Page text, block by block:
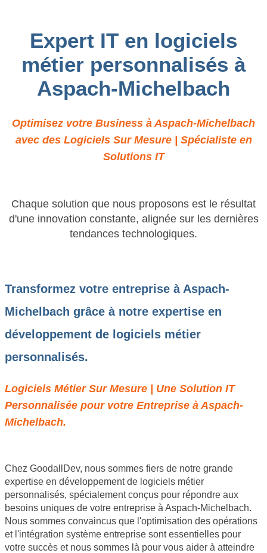
Expert IT en logiciels
métier personnalisés à
Aspach-Michelbach
Optimisez votre Business à Aspach-Michelbach
avec des Logiciels Sur Mesure | Spécialiste en
Solutions IT
Chaque solution que nous proposons est le résultat
d'une innovation constante, alignée sur les dernières
tendances technologiques.
Transformez votre entreprise à Aspach-
Michelbach grâce à notre expertise en
développement de logiciels métier
personnalisés.
Logiciels Métier Sur Mesure | Une Solution IT
Personnalisée pour votre Entreprise à Aspach-
Michelbach.
Chez GoodallDev, nous sommes fiers de notre grande
expertise en développement de logiciels métier
personnalisés, spécialement conçus pour répondre aux
besoins uniques de votre entreprise à Aspach-Michelbach.
Nous sommes convaincus que l'optimisation des opérations
et l'intégration système entreprise sont essentielles pour
votre succès et nous sommes là pour vous aider à atteindre